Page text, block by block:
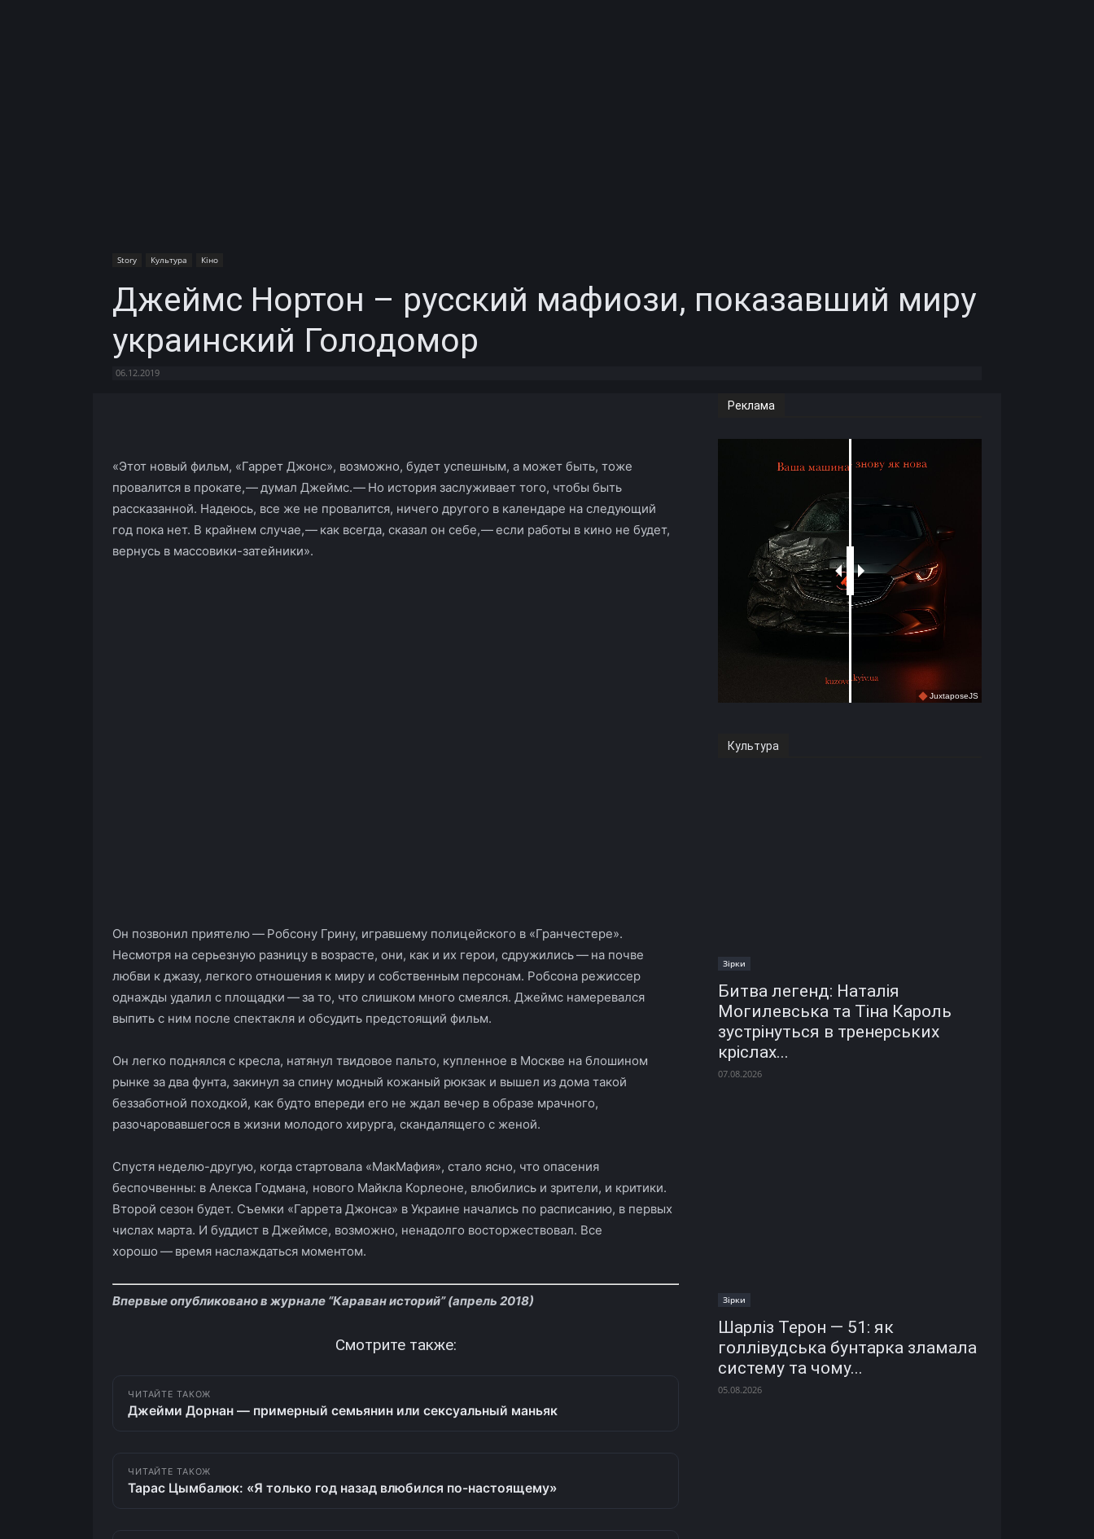
Story Культура Кіно
Джеймс Нортон – русский мафиози, показавший миру
украинский Голодомор
06.12.2019
«Этот новый фильм, «Гаррет Джонс», возможно, будет успешным, а может быть, тоже
провалится в прокате, — думал Джеймс. — Но история заслуживает того, чтобы быть
рассказанной. Надеюсь, все же не провалится, ничего другого в календаре на следующий
год пока нет. В крайнем случае, — как всегда, сказал он себе, — если работы в кино не будет,
вернусь в массовики­-затейники».
Он позвонил приятелю — Робсону Грину, игравшему полицейского в «Гранчестере».
Несмотря на серьезную разницу в возрасте, они, как и их герои, сдружились — на почве
любви к джазу, легкого отношения к миру и собственным персонам. Робсона режиссер
однажды удалил с площадки — за то, что слишком много смеялся. Джеймс намеревался
выпить с ним после спектакля и обсудить предстоящий фильм.
Он легко поднялся с кресла, натянул твидовое пальто, купленное в Москве на блошином
рынке за два фунта, закинул за спину модный кожаный рюкзак и вышел из дома такой
беззаботной походкой, как будто впереди его не ждал вечер в образе мрачного,
разочаровавшегося в жизни молодого хирурга, скандалящего с женой.
Спустя неделю­-другую, когда стартовала «МакМафия», стало ясно, что опасения
беспочвенны: в Алекса Годмана, нового Майкла Корлеоне, влюбились и зрители, и критики.
Второй сезон будет. Съемки «Гаррета Джонса» в Украине начались по расписанию, в первых
числах марта. И буддист в Джеймсе, возможно, ненадолго восторжествовал. Все
хорошо — время наслаждаться моментом.
Впервые опубликовано в журнале “Караван историй” (апрель 2018)
Смотрите также:
ЧИТАЙТЕ ТАКОЖ
Джейми Дорнан — примерный семьянин или сексуальный маньяк
ЧИТАЙТЕ ТАКОЖ
Тарас Цымбалюк: «Я только год назад влюбился по-настоящему»
Реклама
Культура
Зірки
Битва легенд: Наталія
Могилевська та Тіна Кароль
зустрінуться в тренерських
кріслах...
07.08.2026
Зірки
Шарліз Терон — 51: як
голлівудська бунтарка зламала
систему та чому...
05.08.2026